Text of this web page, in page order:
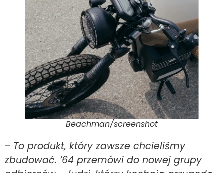
Beachman/screenshot
– To produkt, który zawsze chcieliśmy
zbudować. ’64 przemówi do nowej grupy